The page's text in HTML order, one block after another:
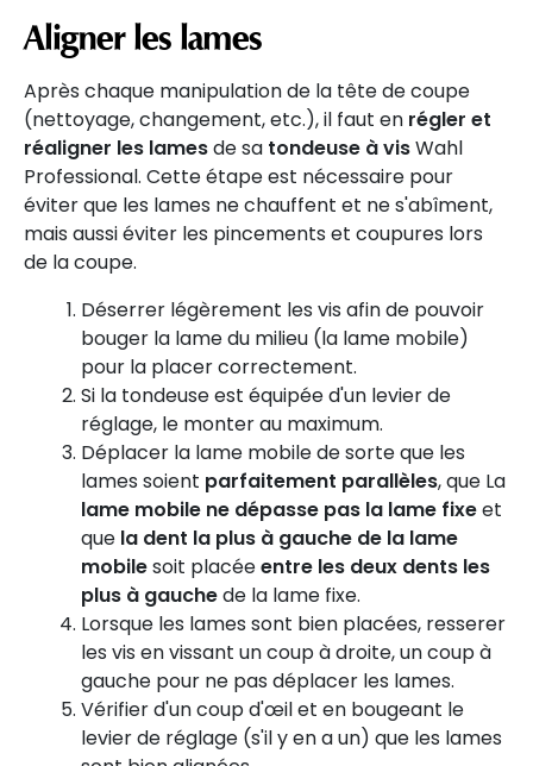
Aligner les lames
Après chaque manipulation de la tête de coupe
(nettoyage, changement, etc.), il faut en régler et
réaligner les lamesde sa tondeuse à visWahl
Professional. Cette étape est nécessaire pour
éviter que les lames ne chauffent et ne s'abîment,
mais aussi éviter les pincements et coupures lors
de la coupe.
Déserrer légèrement les vis afin de pouvoir
bouger la lame du milieu (la lame mobile)
pour la placer correctement.
Si la tondeuse est équipée d'un levier de
réglage, le monter au maximum.
Déplacer la lame mobile de sorte que les
lames soient parfaitement parallèles, que La
lame mobile ne dépasse pas la lame fixeet
que la dent la plus à gauche de la lame
mobilesoit placéeentre les deux dents les
plus à gauchede la lame fixe.
Lorsque les lames sont bien placées, resserer
les vis en vissant un coup à droite, un coup à
gauche pour ne pas déplacer les lames.
Vérifier d'un coup d'œil et en bougeant le
levier de réglage (s'il y en a un) que les lames